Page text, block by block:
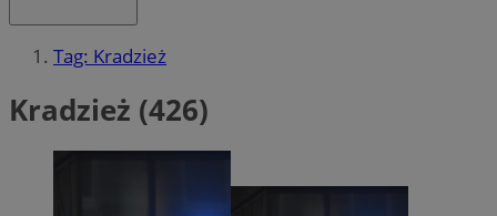
Tag: Kradzież
Kradzież (426)